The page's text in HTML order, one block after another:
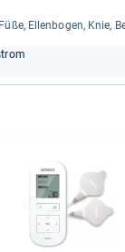
Ellen­bo­gen, Knie,